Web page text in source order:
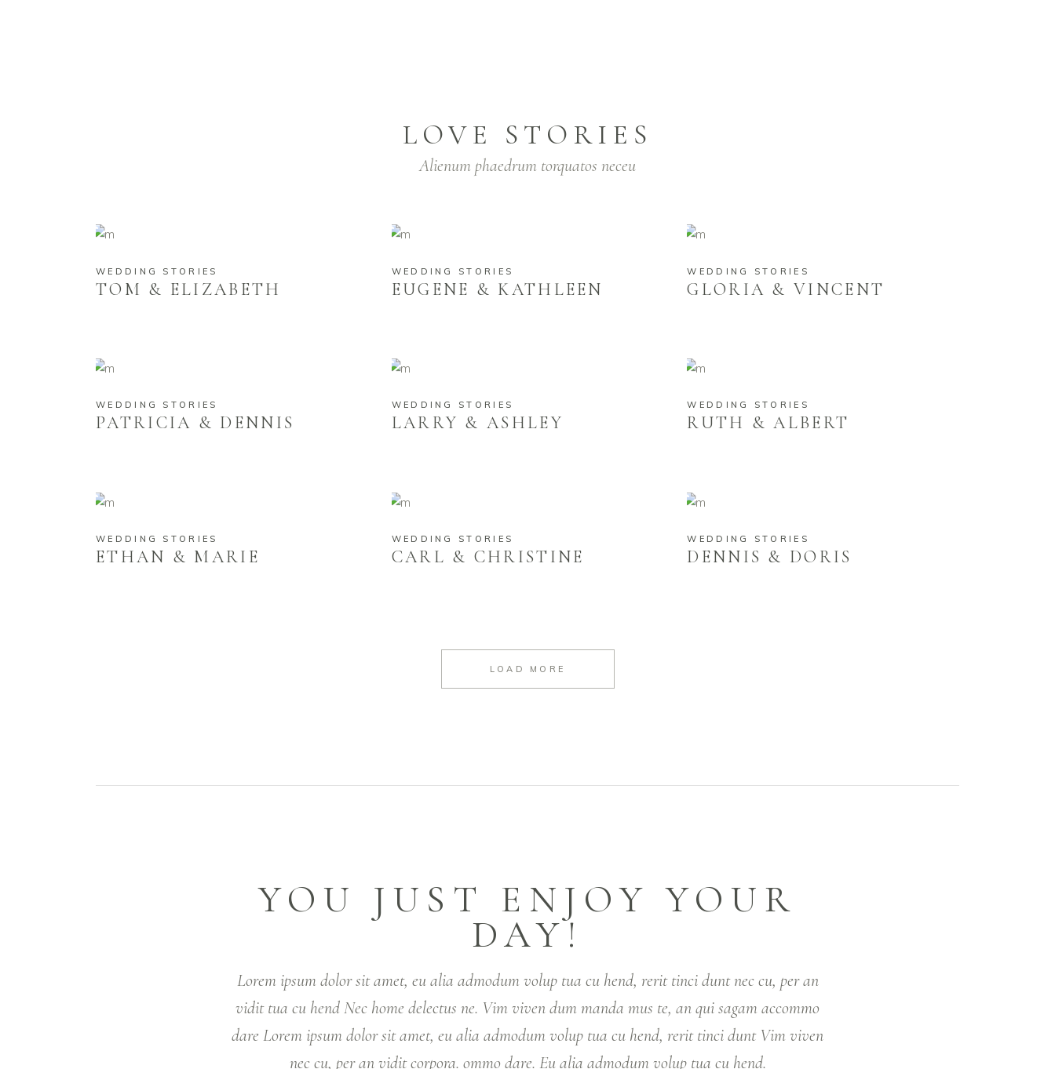
LOVE STORIES
Alienum phaedrum torquatos neceu
WEDDING STORIES
TOM & ELIZABETH
WEDDING STORIES
EUGENE & KATHLEEN
WEDDING STORIES
GLORIA & VINCENT
WEDDING STORIES
PATRICIA & DENNIS
WEDDING STORIES
LARRY & ASHLEY
WEDDING STORIES
RUTH & ALBERT
WEDDING STORIES
ETHAN & MARIE
WEDDING STORIES
CARL & CHRISTINE
WEDDING STORIES
DENNIS & DORIS
LOAD MORE
YOU JUST ENJOY YOUR
DAY!
Lorem ipsum dolor sit amet, eu alia admodum volup tua cu hend, rerit tinci dunt nec cu, per an
vidit tua cu hend Nec home delectus ne. Vim viven dum manda mus te, an qui sagam accommo
dare Lorem ipsum dolor sit amet, eu alia admodum volup tua cu hend, rerit tinci dunt Vim viven
nec cu, per an vidit corpora. ommo dare. Eu alia admodum volup tua cu hend.